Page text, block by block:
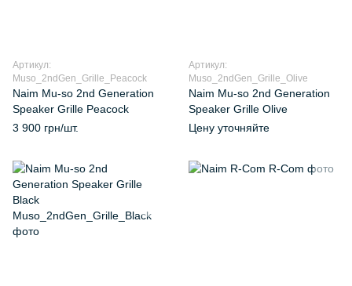
Артикул:
Muso_2ndGen_Grille_Peacock
Naim Mu‑so 2nd Generation
Speaker Grille Peacock
3 900 грн/шт.
Артикул:
Muso_2ndGen_Grille_Olive
Naim Mu‑so 2nd Generation
Speaker Grille Olive
Цену уточняйте